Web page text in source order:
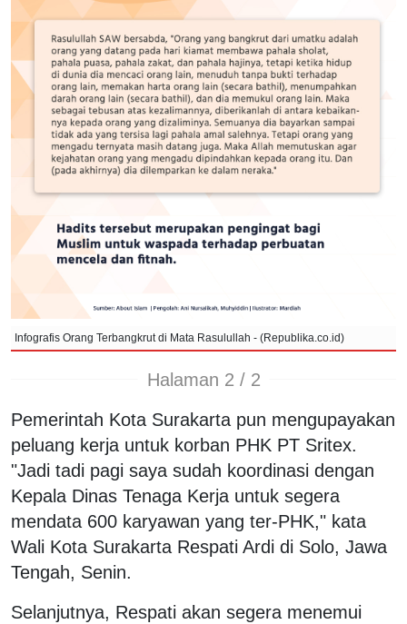
Infografis Orang Terbangkrut di Mata Rasulullah - (Republika.co.id)
Halaman 2 / 2
Pemerintah Kota Surakarta pun mengupayakan
peluang kerja untuk korban PHK PT Sritex.
"Jadi tadi pagi saya sudah koordinasi dengan
Kepala Dinas Tenaga Kerja untuk segera
mendata 600 karyawan yang ter-PHK," kata
Wali Kota Surakarta Respati Ardi di Solo, Jawa
Tengah, Senin.
Selanjutnya, Respati akan segera menemui